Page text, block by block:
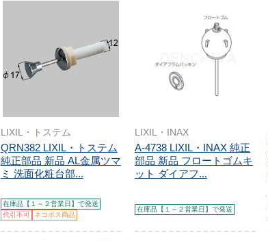
LIXIL・トステム
QRN382 LIXIL・トステム
純正部品 新品 AL金属ツマ
ミ 洗面化粧台部...
在庫品【１～２営業日】で発送
代引不可 ネコポス商品
LIXIL・INAX
A-4738 LIXIL・INAX 純正
部品 新品 フロートゴムキ
ット ダイアフ...
在庫品【１～２営業日】で発送